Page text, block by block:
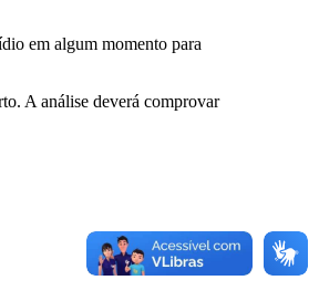
em algum momento para
A análise deverá comprovar